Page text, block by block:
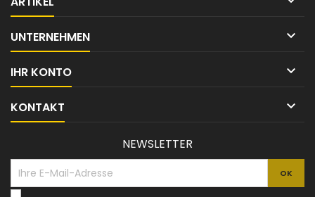
UNTERNEHMEN 
IHR KONTO 
KONTAKT 
NEWSLETTER